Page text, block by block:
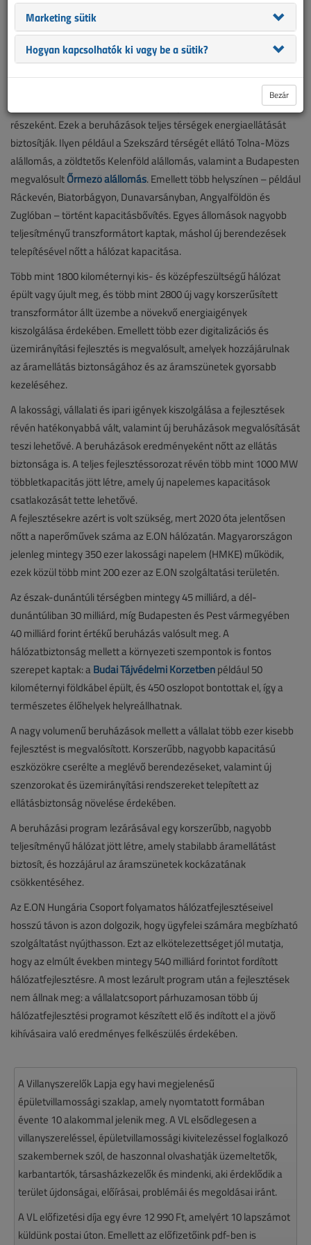
gyakran nem ott és nem akkor kerül felhasználásra, ahol és
amikor megtermelődik. Ez indokolja a hálózat átfogó fejlesztését
és a szükséges teljesítménybővítést.
létesítmény is bővült a Dunántúl, Pest vármegye és Budapest
áramhálózatát üzemeltető vállalatcsoport fejlesztéssorozatának
részeként. Ezek a beruházások teljes térségek energiaellátását
biztosítják. Ilyen például a Szekszárd térségét ellátó Tolna-Mözs
alállomás, a zöldtetős Kelenföld alállomás, valamint a Budapesten
megvalósultŐrmező alállomás. Emellett több helyszínen – például
Ráckevén, Biatorbágyon, Dunavarsányban, Angyalföldön és
Zuglóban – történt kapacitásbővítés. Egyes állomások nagyobb
teljesítményű transzformátort kaptak, máshol új berendezések
telepítésével nőtt a hálózat kapacitása.
Több mint 1800 kilométernyi kis- és középfeszültségű hálózat
épült vagy újult meg, és több mint 2800 új vagy korszerűsített
transzformátor állt üzembe a növekvő energiaigények
kiszolgálása érdekében. Emellett több ezer digitalizációs és
üzemirányítási fejlesztés is megvalósult, amelyek hozzájárulnak
az áramellátás biztonságához és az áramszünetek gyorsabb
kezeléséhez.
A lakossági, vállalati és ipari igények kiszolgálása a fejlesztések
révén hatékonyabbá vált, valamint új beruházások megvalósítását
teszi lehetővé. A beruházások eredményeként nőtt az ellátás
biztonsága is. A teljes fejlesztéssorozat révén több mint 1000 MW
többletkapacitás jött létre, amely új napelemes kapacitások
csatlakozását tette lehetővé.
A fejlesztésekre azért is volt szükség, mert 2020 óta jelentősen
nőtt a naperőművek száma az E.ON hálózatán. Magyarországon
jelenleg mintegy 350 ezer lakossági napelem (HMKE) működik,
ezek közül több mint 200 ezer az E.ON szolgáltatási területén.
Az észak-dunántúli térségben mintegy 45 milliárd, a dél-
dunántúliban 30 milliárd, míg Budapesten és Pest vármegyében
40 milliárd forint értékű beruházás valósult meg. A
hálózatbiztonság mellett a környezeti szempontok is fontos
szerepet kaptak: a Budai Tájvédelmi Körzetbenpéldául 50
kilométernyi földkábel épült, és 450 oszlopot bontottak el, így a
természetes élőhelyek helyreállhatnak.
A nagy volumenű beruházások mellett a vállalat több ezer kisebb
fejlesztést is megvalósított. Korszerűbb, nagyobb kapacitású
eszközökre cserélte a meglévő berendezéseket, valamint új
szenzorokat és üzemirányítási rendszereket telepített az
ellátásbiztonság növelése érdekében.
A beruházási program lezárásával egy korszerűbb, nagyobb
teljesítményű hálózat jött létre, amely stabilabb áramellátást
biztosít, és hozzájárul az áramszünetek kockázatának
csökkentéséhez.
Az E.ON Hungária Csoport folyamatos hálózatfejlesztéseivel
hosszú távon is azon dolgozik, hogy ügyfelei számára megbízható
szolgáltatást nyújthasson. Ezt az elkötelezettséget jól mutatja,
hogy az elmúlt években mintegy 540 milliárd forintot fordított
hálózatfejlesztésre. A most lezárult program után a fejlesztések
nem állnak meg: a vállalatcsoport párhuzamosan több új
hálózatfejlesztési programot készített elő és indított el a jövő
kihívásaira való eredményes felkészülés érdekében.
A Villanyszerelők Lapja egy havi megjelenésű
épületvillamossági szaklap, amely nyomtatott formában
évente 10 alakommal jelenik meg. A VL elsődlegesen a
villanyszereléssel, épületvillamossági kivitelezéssel foglalkozó
szakembernek szól, de haszonnal olvashatják üzemeltetők,
karbantartók, társasházkezelők és mindenki, aki érdeklődik a
terület újdonságai, előírásai, problémái és megoldásai iránt.
A VL előfizetési díja egy évre 12 990 Ft, amelyért 10 lapszámot
küldünk postai úton. Emellett az előfizetőink pdf-ben is
Marketing sütik
Hogyan kapcsolhatók ki vagy be a sütik?
Bezár